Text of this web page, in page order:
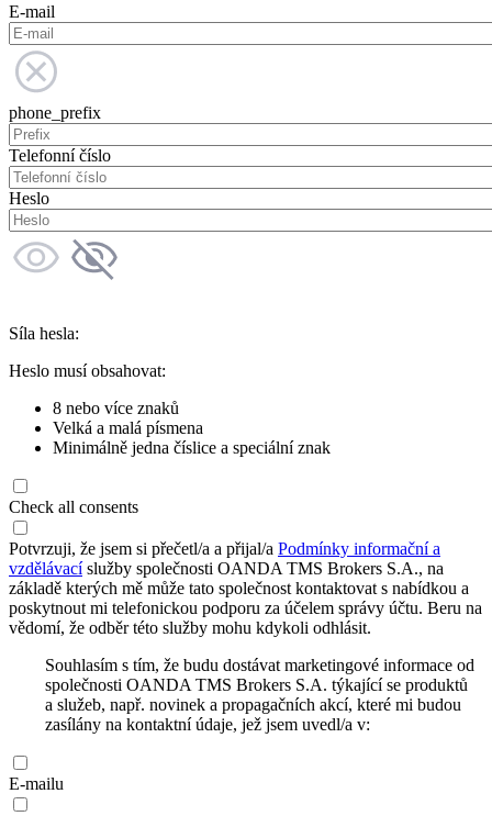
E-mail
phone_prefix
Telefonní číslo
Heslo
Síla hesla:
Heslo musí obsahovat:
8 nebo více znaků
Velká a malá písmena
Minimálně jedna číslice a speciální znak
Check all consents
Potvrzuji, že jsem si přečetl/a a přijal/a Podmínky informační a
vzdělávacíslužby společnosti OANDA TMS Brokers S.A., na
základě kterých mě může tato společnost kontaktovat s nabídkou a
poskytnout mi telefonickou podporu za účelem správy účtu. Beru na
vědomí, že odběr této služby mohu kdykoli odhlásit.
Souhlasím s tím, že budu dostávat marketingové informace od
společnosti OANDA TMS Brokers S.A. týkající se produktů
a služeb, např. novinek a propagačních akcí, které mi budou
zasílány na kontaktní údaje, jež jsem uvedl/a v:
E-mailu